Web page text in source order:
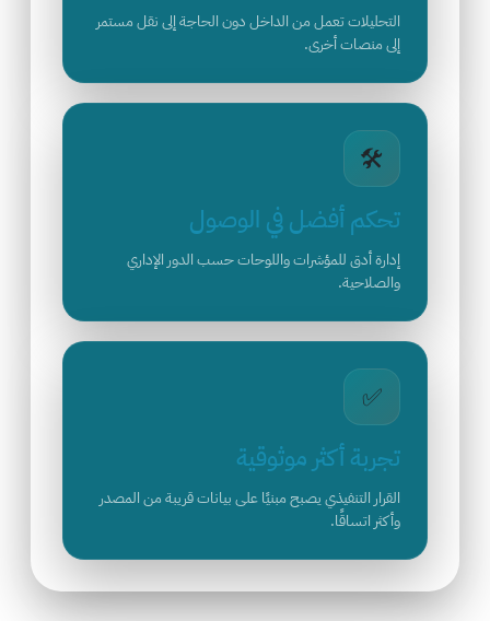
التحليلات تعمل من الداخل دون الحاجة إلى نقل مستمر
إلى منصات أخرى.
🛠️
تحكم أفضل في الوصول
إدارة أدق للمؤشرات واللوحات حسب الدور الإداري
والصلاحية.
✅
تجربة أكثر موثوقية
القرار التنفيذي يصبح مبنيًا على بيانات قريبة من المصدر
وأكثر اتساقًا.